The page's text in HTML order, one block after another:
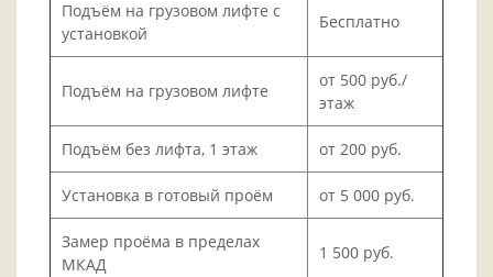
Подъём на грузовом лифте с
установкой
Бесплатно
Подъём на грузовом лифте
от 500 руб./
этаж
Подъём без лифта, 1 этаж от 200 руб.
Установка в готовый проём от 5 000 руб.
Замер проёма в пределах
МКАД
1 500 руб.